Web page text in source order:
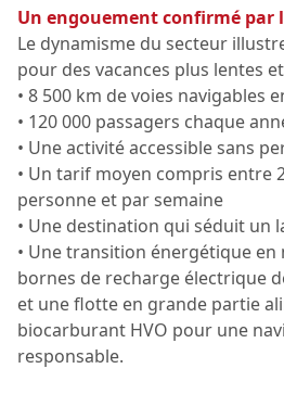
Un engouement confirmé par
Le dynamisme du secteur
pour des vacances plus lentes
• 8 500 km de voies navigables
• 120 000 passagers chaque
• Une activité accessible sans
• Un tarif moyen compris entre
personne et par semaine
• Une destination qui séduit un
• Une transition énergétique en
bornes de recharge électrique
et une flotte en grande partie
biocarburant HVO pour une
responsable.